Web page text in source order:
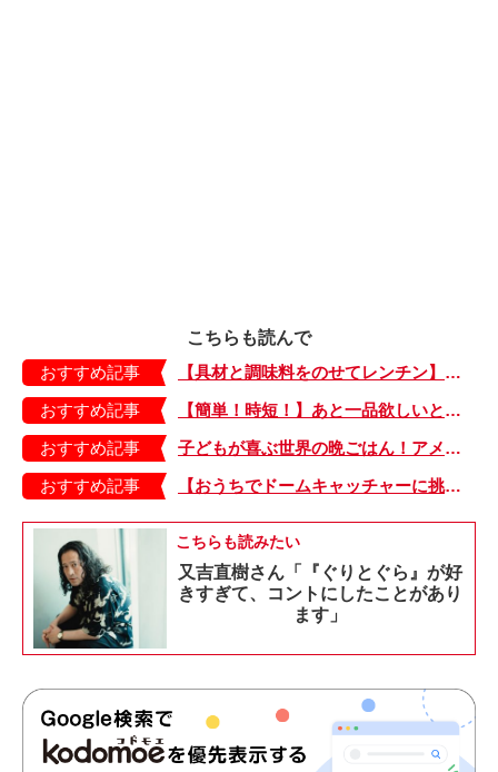
こちらも読んで
おすすめ記事
【具材と調味料をのせてレンチン】ケチャップ×バターの王道味！「うどんナポリタン」のできあがり♪
おすすめ記事
【簡単！時短！】あと一品欲しいときにおすすめの「卵とレタスの炒めもの」のレシピ
おすすめ記事
子どもが喜ぶ世界の晩ごはん！アメリカのフライドチキン＆フライドポテト
おすすめ記事
【おうちでドームキャッチャーに挑戦だ】アンパンマン わくわくドームキャッチャー
こちらも読みたい
又吉直樹さん「『ぐりとぐら』が好
きすぎて、コントにしたことがあり
ます」